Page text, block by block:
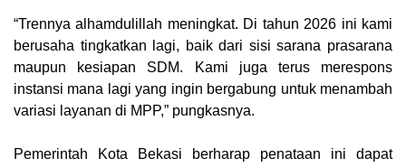
“Trennya alhamdulillah meningkat. Di tahun 2026 ini kami
berusaha tingkatkan lagi, baik dari sisi sarana prasarana
maupun kesiapan SDM. Kami juga terus merespons
instansi mana lagi yang ingin bergabung untuk menambah
variasi layanan di MPP,” pungkasnya.
Pemerintah Kota Bekasi berharap penataan ini dapat